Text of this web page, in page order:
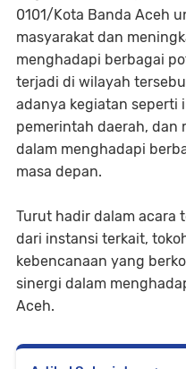
0101/Kota Banda Aceh
masyarakat dan
menghadapi berbagai
terjadi di wilayah
adanya kegiatan seperti
pemerintah daerah, dan
dalam menghadapi
masa depan.
Turut hadir dalam acara
dari instansi terkait,
kebencanaan yang
sinergi dalam
Aceh.